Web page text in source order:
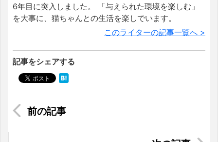
6年目に突入しました。 「与えられた環境を楽しむ」
を大事に、猫ちゃんとの生活を楽しでいます。
このライターの記事一覧へ >
記事をシェアする
【お役立ち情報】送料無料？？！！インドネシア